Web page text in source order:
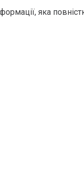
яка